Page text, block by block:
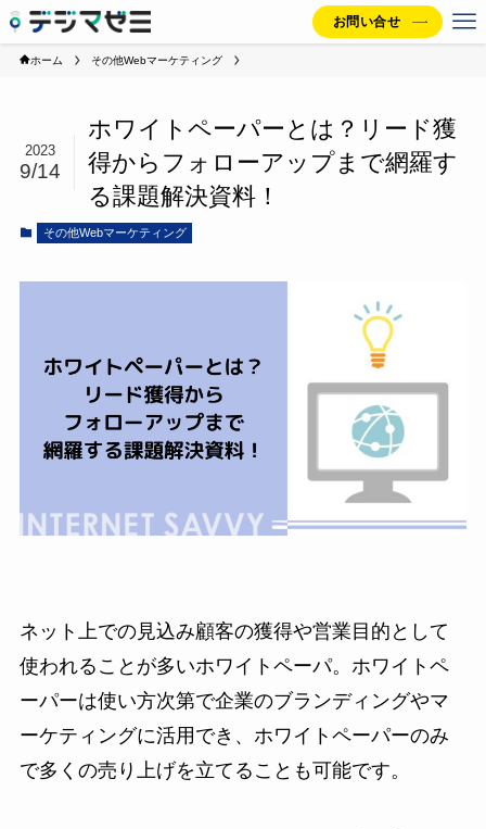
お問い合せ
ホーム その他Webマーケティング
ホワイトペーパーとは？リード獲
得からフォローアップまで網羅す
る課題解決資料！
2023
9/14
その他Webマーケティング
ネット上での見込み顧客の獲得や営業目的として
使われることが多いホワイトペーパ。ホワイトペ
ーパーは使い方次第で企業のブランディングやマ
ーケティングに活用でき、ホワイトペーパーのみ
で多くの売り上げを立てることも可能です。